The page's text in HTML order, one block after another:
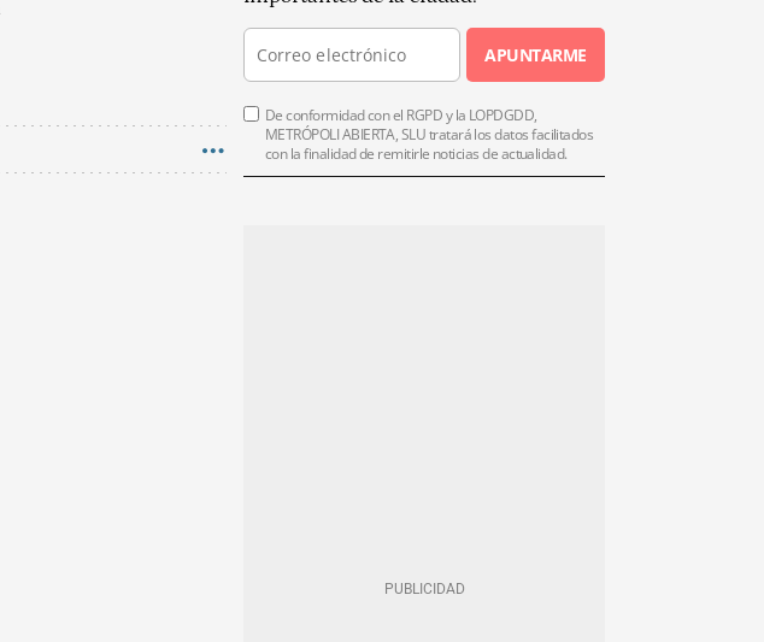
APUNTARME
De conformidad con el RGPD y la LOPDGDD,
METRÓPOLI ABIERTA, SLU tratará los datos facilitados
con la finalidad de remitirle noticias de actualidad.